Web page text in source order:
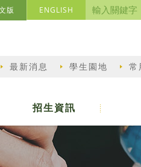
版 ENGLISH
最新消息 學生園地 常
招生資訊